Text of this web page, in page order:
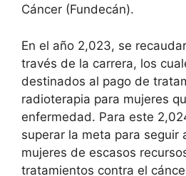
Cáncer (Fundecán).
En el año 2,023, se
través de la carrera, los
destinados al pago de
radioterapia para mujeres
enfermedad. Para este
superar la meta para seguir
mujeres de escasos
tratamientos contra el